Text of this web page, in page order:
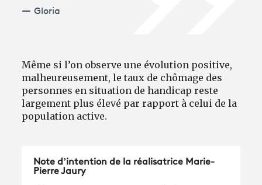
Gloria
Même si l’on observe une évolution positive,
malheureusement, le taux de chômage des
personnes en situation de handicap reste
largement plus élevé par rapport à celui de la
population active.
Note d’intention de la réalisatrice Marie-
Pierre Jaury